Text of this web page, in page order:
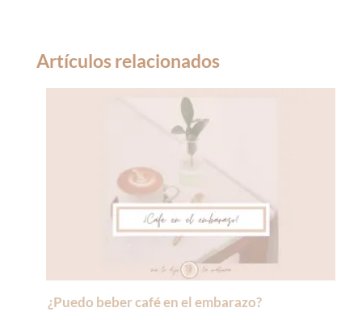
Artículos relacionados
¿Puedo beber café en el embarazo?